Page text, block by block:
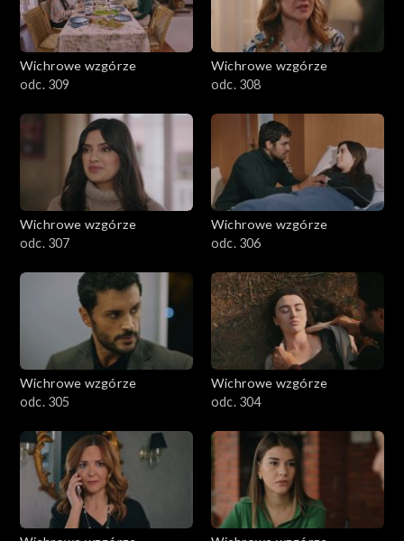
Wichrowe wzgórze
odc. 309
Wichrowe wzgórze
odc. 308
Wichrowe wzgórze
odc. 307
Wichrowe wzgórze
odc. 306
Wichrowe wzgórze
odc. 305
Wichrowe wzgórze
odc. 304